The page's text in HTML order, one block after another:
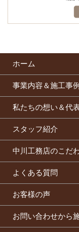
ホーム
事業内容＆施工事
私たちの想い＆代
スタッフ紹介
中川工務店のこだ
よくある質問
お客様の声
お問い合わせから